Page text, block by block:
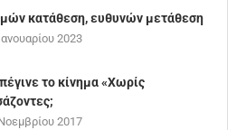
κατάθεση, ευθυνών μετάθεση
2023
το κίνημα «Χωρίς
2017